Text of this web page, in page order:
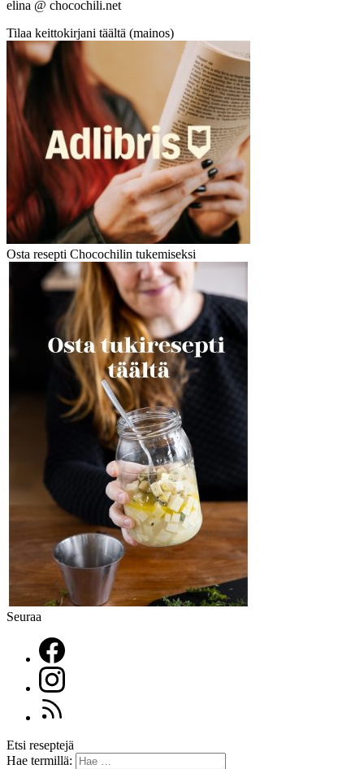
elina @ chocochili.net
Tilaa keittokirjani täältä (mainos)
Osta resepti Chocochilin tukemiseksi
Seuraa
Etsi reseptejä
Hae termillä: